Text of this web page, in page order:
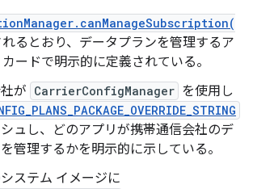
るとおり、データプランを管理するア
ードで明示的に定義されている。
が CarrierConfigManager を使用し
ュし、どのアプリが携帯通信会社のデ
管理するかを明示的に示している。
ステム イメージに